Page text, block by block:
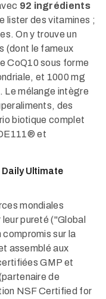
92 ingrédients
lister des vitamines ;
On y trouve un
(dont le fameux
CoQ10 sous forme
et 1000 mg
Le mélange intègre
des
biotique complet
et
Ultimate
mondiales
pureté ("Global
sur la
assemblé aux
GMP et
de
NSF Certified for